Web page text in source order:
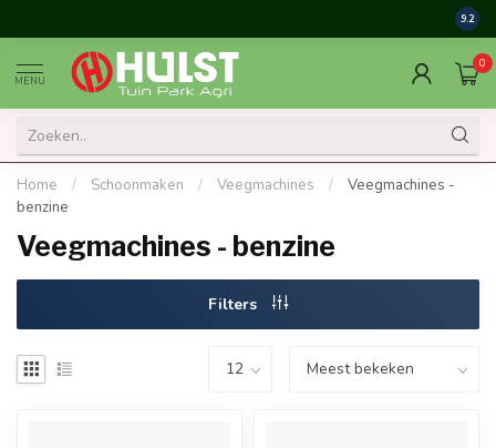
9.2
MENU
0
Home / Schoonmaken / Veegmachines /
Veegmachines -
benzine
Veegmachines - benzine
Filters